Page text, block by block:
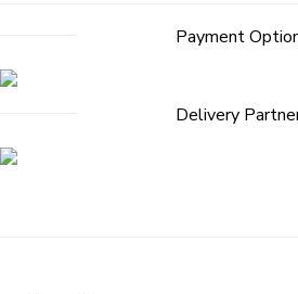
Payment
Delivery